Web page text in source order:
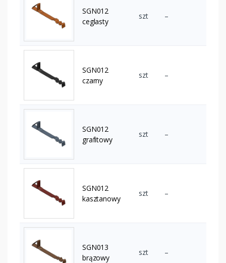
SGN012
ceglasty
szt –
SGN012
czarny
szt –
SGN012
grafitowy
szt –
SGN012
kasztanowy
szt –
SGN013
brązowy
szt –